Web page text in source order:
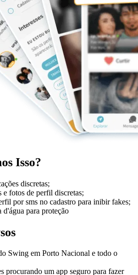
Isso?
discretas;
e fotos de perfil discretas;
por sms no cadastro para inibir fakes;
d'água para proteção
Swing em Porto Nacional e todo o
procurando um app seguro para fazer